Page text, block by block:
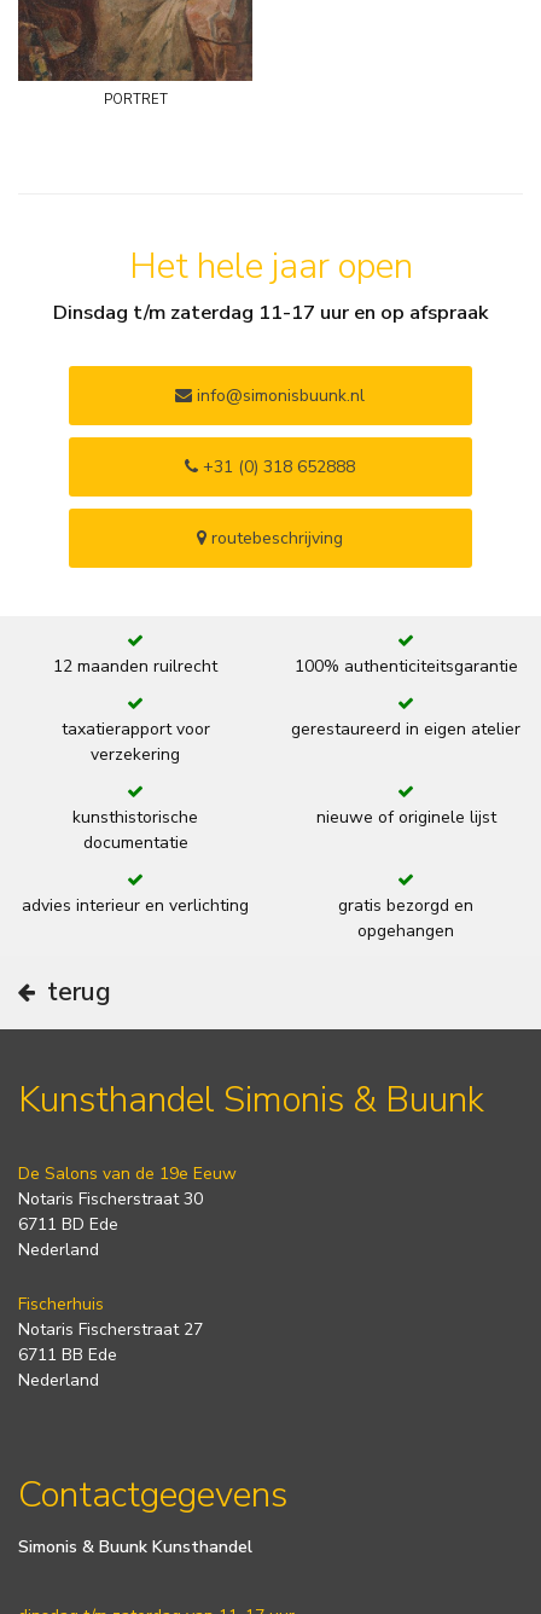
portret
Het hele jaar open
Dinsdag t/m zaterdag 11-17 uur en op afspraak
info@simonisbuunk.nl
+31 (0) 318 652888
routebeschrijving
12 maanden ruilrecht 100% authenticiteitsgarantie
taxatierapport voor
verzekering
gerestaureerd in eigen atelier
kunsthistorische
documentatie
nieuwe of originele lijst
advies interieur en verlichting
gratis bezorgd en
opgehangen
terug
Kunsthandel Simonis & Buunk
De Salons van de 19e Eeuw
Notaris Fischerstraat 30
6711 BD Ede
Nederland
Fischerhuis
Notaris Fischerstraat 27
6711 BB Ede
Nederland
Contactgegevens
Simonis & Buunk Kunsthandel